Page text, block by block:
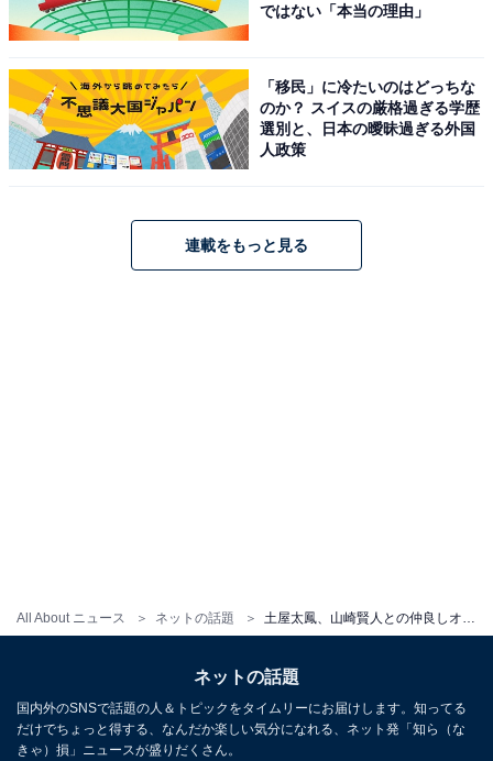
All About ニュース ネットの話題
ではない「本当の理由」
「移民」に冷たいのはどっちな
のか？ スイスの厳格過ぎる学歴
選別と、日本の曖昧過ぎる外国
人政策
連載をもっと見る
ネットの話題
国内外のSNSで話題の人＆トピックをタイムリーにお届けします。知ってる
だけでちょっと得する、なんだか楽しい気分になれる、ネット発「知ら（な
きゃ）損」ニュースが盛りだくさん。